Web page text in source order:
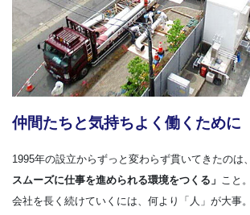
仲間たちと気持ちよく働くために
1995年の設立からずっと変わらず貫いてきたのは、
スムーズに仕事を進められる環境をつくる」 こと。
会社を長く続けていくには、何より「人」が大事